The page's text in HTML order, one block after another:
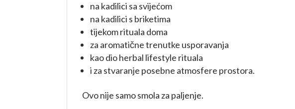
na kadilici sa svijećom
na kadilici s briketima
tijekom rituala doma
za aromatične trenutke usporavanja
kao dio herbal lifestyle rituala
i za stvaranje posebne atmosfere prostora.
Ovo nije samo smola za paljenje.